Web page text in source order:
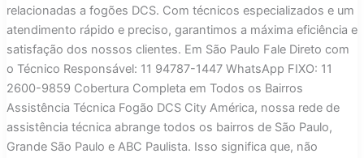
relacionadas a fogões DCS. Com técnicos especializados e um
atendimento rápido e preciso, garantimos a máxima eficiência e
satisfação dos nossos clientes. Em São Paulo Fale Direto com
o Técnico Responsável: 11 94787-1447 WhatsApp FIXO: 11
2600-9859 Cobertura Completa em Todos os Bairros
Assistência Técnica Fogão DCS City América, nossa rede de
assistência técnica abrange todos os bairros de São Paulo,
Grande São Paulo e ABC Paulista. Isso significa que, não